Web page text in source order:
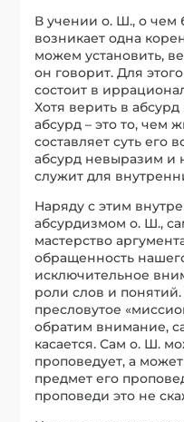
В учении о. Ш., о чем
возникает одна
можем установить,
он говорит. Для
состоит в
Хотя верить в
абсурд – это то, чем
составляет суть его
абсурд невыразим и
служит для
Наряду с этим
абсурдизмом о. Ш.,
мастерство
обращенность
исключительное
роли слов и понятий.
пресловутое
обратим внимание,
касается. Сам о. Ш.
проповедует, а
предмет его
проповеди это не